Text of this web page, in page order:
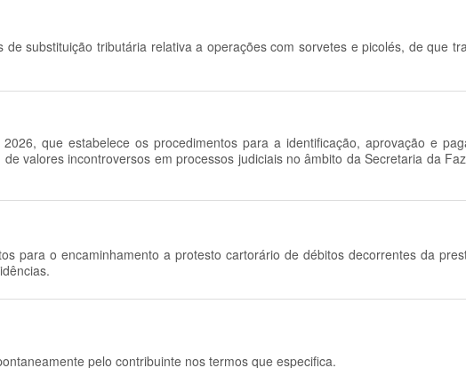
substituição tributária relativa a operações com sorvetes e picolés, de que
que estabelece os procedimentos para a identificação, aprovação e
valores incontroversos em processos judiciais no âmbito da Secretaria da
para o encaminhamento a protesto cartorário de débitos decorrentes da
pelo contribuinte nos termos que especifica.